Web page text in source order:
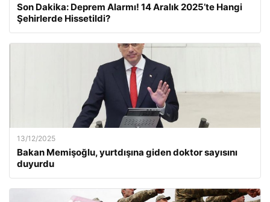
Son Dakika: Deprem Alarmı! 14 Aralık 2025’te Hangi
Şehirlerde Hissetildi?
13/12/2025
Bakan Memişoğlu, yurtdışına giden doktor sayısını
duyurdu